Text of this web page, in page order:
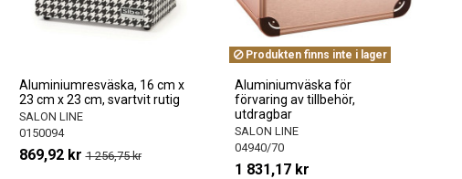
Aluminiumresväska, 16 cm x
23 cm x 23 cm, svartvit rutig
SALON LINE
0150094
869,92 kr 1 256,75 kr
Produkten finns inte i lager
Aluminiumväska för
förvaring av tillbehör,
utdragbar
SALON LINE
04940/70
1 831,17 kr